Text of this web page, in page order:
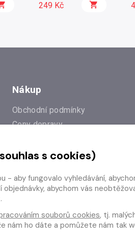
249 Kč
Nákup
Obchodní podmínky
Ceny dopravy
Prodejna
Odstoupení od smlouvy
s cookies)
- aby fungovalo vyhledávání,
abychom vás
souborů cookies, tj.
nám ho dáte a pomůžete nám tak